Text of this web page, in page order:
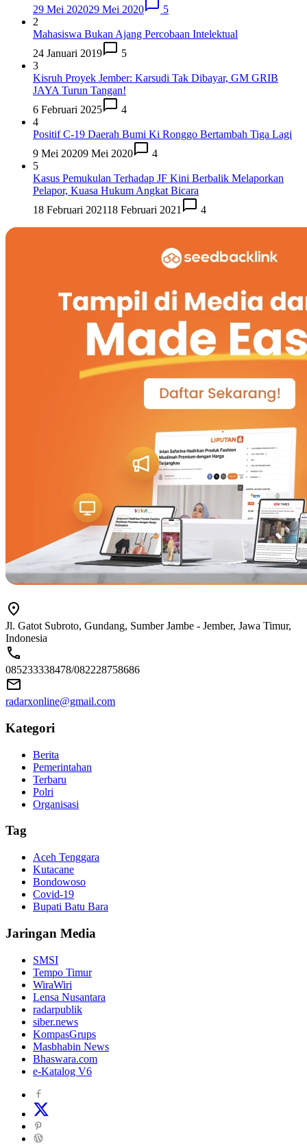
29 Mei 202029 Mei 2020
5
2
Mahasiswa Bukan Ajang Percobaan Intelektual
24 Januari 2019
5
3
Kisruh Proyek Jember: Karsudi Tak Dibayar, GM GRIB
JAYA Turun Tangan!
6 Februari 2025
4
4
Positif C-19 Daerah Bumi Ki Ronggo Bertambah Tiga Lagi
9 Mei 20209 Mei 2020
4
5
Kasus Pemukulan Terhadap JF Kini Berbalik Melaporkan
Pelapor, Kuasa Hukum Angkat Bicara
18 Februari 202118 Februari 2021 4
Jl. Gatot Subroto, Gundang, Sumber Jambe - Jember, Jawa Timur,
Indonesia
085233338478/082228758686
radarxonline@gmail.com
Kategori
Berita
Pemerintahan
Terbaru
Polri
Organisasi
Tag
Aceh Tenggara
Kutacane
Bondowoso
Covid-19
Bupati Batu Bara
Jaringan Media
SMSI
Tempo Timur
WiraWiri
Lensa Nusantara
radarpublik
siber.news
KompasGrups
Masbhabin News
Bhaswara.com
e-Katalog V6